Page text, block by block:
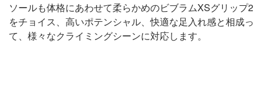
ソールも体格にあわせて柔らかめのビブラムXSグリップ2
をチョイス、高いポテンシャル、快適な足入れ感と相成っ
て、様々なクライミングシーンに対応します。